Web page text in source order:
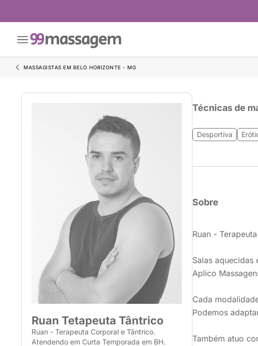
MASSAGISTAS EM BELO HORIZONTE - MG
Ruan Tetapeuta Tântrico
Ruan - Terapeuta Corporal e Tântrico.
Atendendo em Curta Temporada em BH.
Técnicas de
Desportiva
Sobre
Ruan -
Salas aquecidas
Aplico
Cada
Podemos
Também atuo